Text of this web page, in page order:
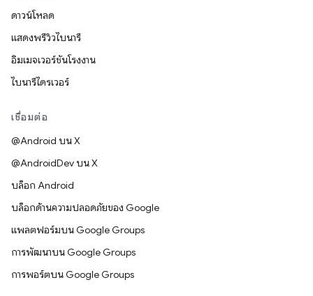
ดาวน์โหลด
แสดงพรีวิวไบนารี
อิมเมจเวอร์ชันโรงงาน
ไบนารีไดรเวอร์
เชื่อมต่อ
@Android บน X
@AndroidDev บน X
บล็อก Android
บล็อกด้านความปลอดภัยของ Google
แพลตฟอร์มบน Google Groups
การพัฒนาบน Google Groups
การพอร์ตบน Google Groups